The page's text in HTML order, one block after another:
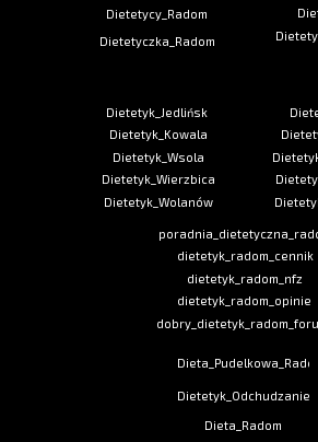
Dietetyk_Odchudzanie
Dieta_Pudelkowa_Radom
Dieta_Radom
dietetyk_radom_opinie
dietetyk_radom_nfz
dietetyk_radom_cennik
Dietetyk_Wolanów
Dietetyk_Wierzbica
Dietetyk_Wsola
Dietetyk_Kowala
Dietetyk_Jedlińsk
Dietetyczka_Radom
Dietetycy_Radom